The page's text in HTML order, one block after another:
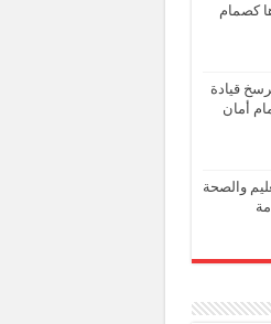
كصمام
قيادة
أمان
والصحة